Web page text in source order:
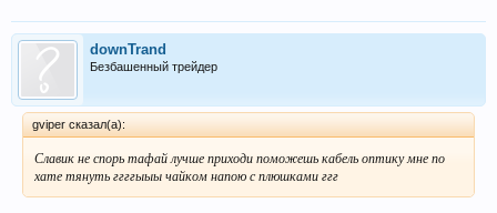
downTrand
Безбашенный трейдер
gviper сказал(а):
Славик не спорь тафай лучше приходи поможешь кабель оптику мне по
хате тянуть ггггыыы чайком напою с плюшками ггг